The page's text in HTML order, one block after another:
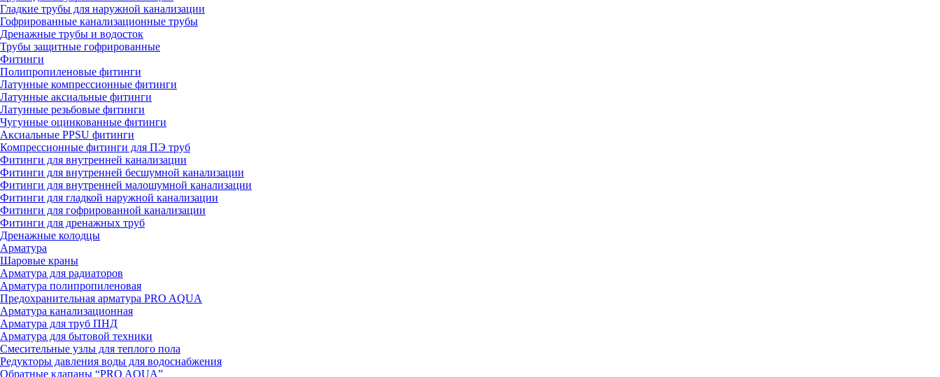
Гладкие трубы для наружной канализации
Гофрированные канализационные трубы
Дренажные трубы и водосток
Трубы защитные гофрированные
Фитинги
Полипропиленовые фитинги
Латунные компрессионные фитинги
Латунные аксиальные фитинги
Латунные резьбовые фитинги
Чугунные оцинкованные фитинги
Аксиальные PPSU фитинги
Компрессионные фитинги для ПЭ труб
Фитинги для внутренней канализации
Фитинги для внутренней бесшумной канализации
Фитинги для внутренней малошумной канализации
Фитинги для гладкой наружной канализации
Фитинги для гофрированной канализации
Фитинги для дренажных труб
Дренажные колодцы
Арматура
Шаровые краны
Арматура для радиаторов
Арматура полипропиленовая
Предохранительная арматура PRO AQUA
Арматура канализационная
Арматура для труб ПНД
Арматура для бытовой техники
Смесительные узлы для теплого пола
Редукторы давления воды для водоснабжения
Обратные клапаны “PRO AQUA”